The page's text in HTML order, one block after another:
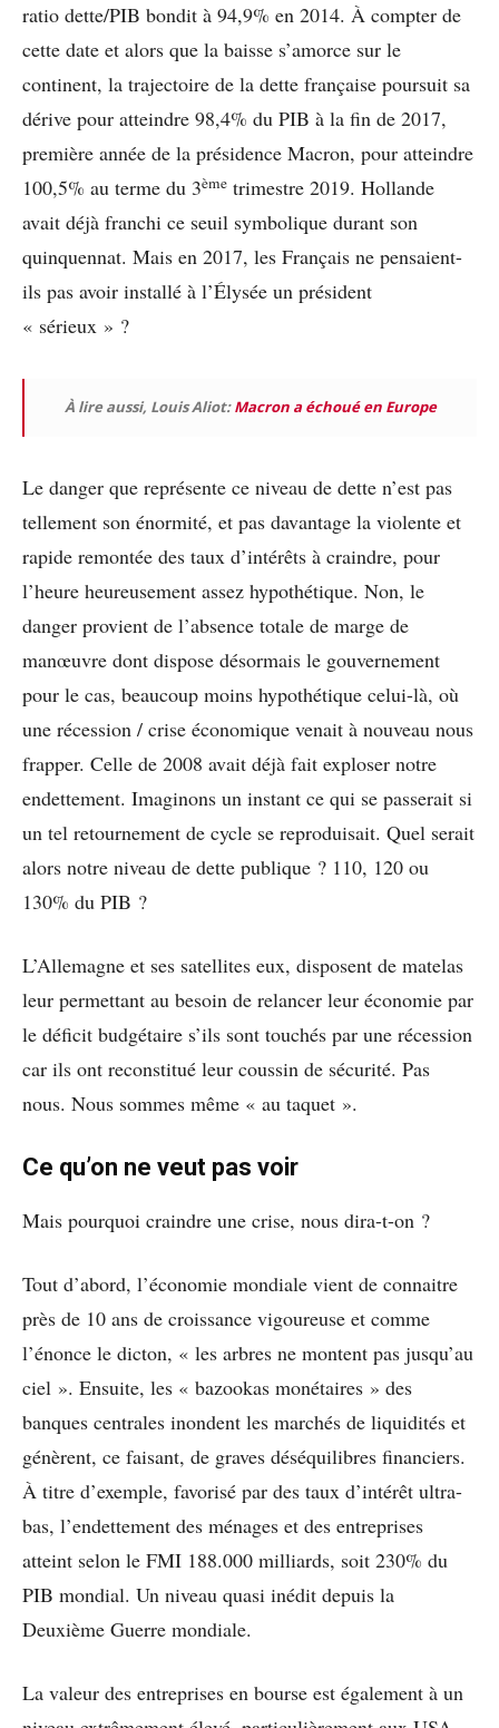
ratio dette/PIB bondit à 94,9% en 2014. À compter de
cette date et alors que la baisse s’amorce sur le
continent, la trajectoire de la dette française poursuit sa
dérive pour atteindre 98,4% du PIB à la fin de 2017,
première année de la présidence Macron, pour atteindre
100,5% au terme du 3ème trimestre 2019. Hollande
avait déjà franchi ce seuil symbolique durant son
quinquennat. Mais en 2017, les Français ne pensaient-
ils pas avoir installé à l’Élysée un président
« sérieux » ?
À lire aussi, Louis Aliot:Macron a échoué en Europe
Le danger que représente ce niveau de dette n’est pas
tellement son énormité, et pas davantage la violente et
rapide remontée des taux d’intérêts à craindre, pour
l’heure heureusement assez hypothétique. Non, le
danger provient de l’absence totale de marge de
manœuvre dont dispose désormais le gouvernement
pour le cas, beaucoup moins hypothétique celui-là, où
une récession / crise économique venait à nouveau nous
frapper. Celle de 2008 avait déjà fait exploser notre
endettement. Imaginons un instant ce qui se passerait si
un tel retournement de cycle se reproduisait. Quel serait
alors notre niveau de dette publique ? 110, 120 ou
130% du PIB ?
L’Allemagne et ses satellites eux, disposent de matelas
leur permettant au besoin de relancer leur économie par
le déficit budgétaire s’ils sont touchés par une récession
car ils ont reconstitué leur coussin de sécurité. Pas
nous. Nous sommes même « au taquet ».
Ce qu’on ne veut pas voir
Mais pourquoi craindre une crise, nous dira-t-on ?
Tout d’abord, l’économie mondiale vient de connaitre
près de 10 ans de croissance vigoureuse et comme
l’énonce le dicton, « les arbres ne montent pas jusqu’au
ciel ». Ensuite, les « bazookas monétaires » des
banques centrales inondent les marchés de liquidités et
génèrent, ce faisant, de graves déséquilibres financiers.
À titre d’exemple, favorisé par des taux d’intérêt ultra-
bas, l’endettement des ménages et des entreprises
atteint selon le FMI 188.000 milliards, soit 230% du
PIB mondial. Un niveau quasi inédit depuis la
Deuxième Guerre mondiale.
La valeur des entreprises en bourse est également à un